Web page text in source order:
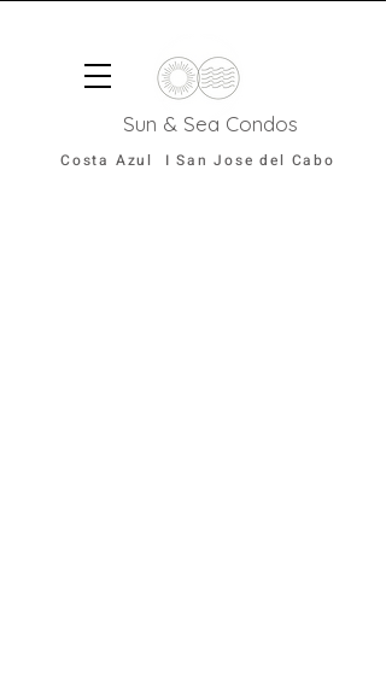
Costa Azul I San Jose del Cabo
Sun & Sea Condos